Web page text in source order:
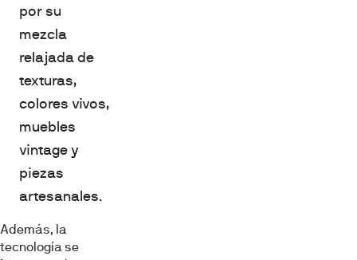
por su
mezcla
relajada de
texturas,
colores vivos,
muebles
vintage y
piezas
artesanales.
Además, la
tecnología se